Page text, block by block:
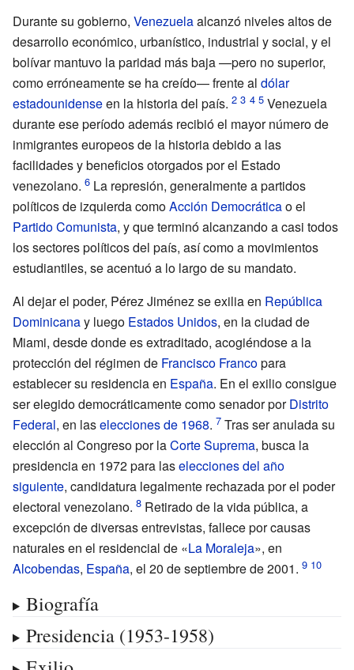
Durante su gobierno, Venezuelaalcanzó niveles altos de
desarrollo económico, urbanístico, industrial y social, y el
bolívar mantuvo la paridad más baja —pero no superior,
como erróneamente se ha creído— frente al dólar
estadounidenseen la historia del país.
Venezuela
durante ese período además recibió el mayor número de
inmigrantes europeos de la historia debido a las
facilidades y beneficios otorgados por el Estado
venezolano.
La represión, generalmente a partidos
políticos de izquierda comoAcción Democráticao el
Partido Comunista, y que terminó alcanzando a casi todos
los sectores políticos del país, así como a movimientos
estudiantiles, se acentuó a lo largo de su mandato.
Al dejar el poder, Pérez Jiménez se exilia en República
Dominicanay luego Estados Unidos, en la ciudad de
Miami, desde donde es extraditado, acogiéndose a la
protección del régimen de Francisco Francopara
establecer su residencia en España. En el exilio consigue
ser elegido democráticamente como senador porDistrito
Federal, en laselecciones de 1968.
Tras ser anulada su
elección al Congreso por laCorte Suprema, busca la
presidencia en 1972 para laselecciones del año
siguiente, candidatura legalmente rechazada por el poder
electoral venezolano.
Retirado de la vida pública, a
excepción de diversas entrevistas, fallece por causas
naturales en el residencial de «La Moraleja», en
Alcobendas, España, el 20 de septiembre de 2001.
Biografía
Presidencia (1953-1958)